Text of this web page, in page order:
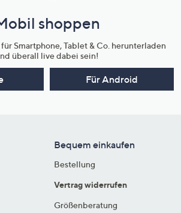
shoppen
Smartphone, Tablet & Co. herunterladen
überall live dabei sein!
Für Android
Bequem einkaufen
Bestellung
Vertrag widerrufen
Größenberatung